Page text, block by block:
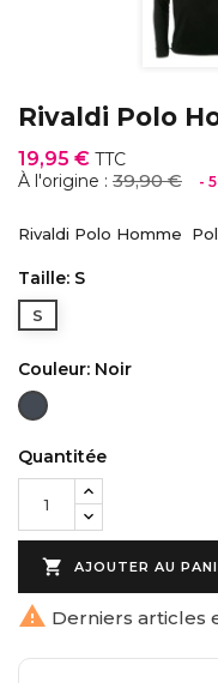
Rivaldi Polo
19,95 € TTC
À l'origine : 39,90 € -
Rivaldi Polo Homme
Taille: S
S
Couleur: Noir
Noir
Quantitée
 AJOUTER AU
 Derniers articles